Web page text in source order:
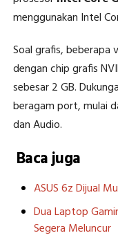
menggunakan Intel
Soal grafis, beberapa
dengan chip grafis
sebesar 2 GB.
beragam port, mulai
dan Audio.
Baca juga
ASUS 6z Dijual
Dua Laptop
Segera Meluncur